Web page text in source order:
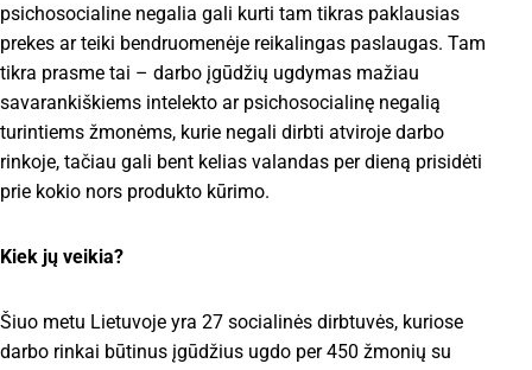
psichosocialine negalia gali kurti tam tikras paklausias
prekes ar teiki bendruomenėje reikalingas paslaugas. Tam
tikra prasme tai – darbo įgūdžių ugdymas mažiau
savarankiškiems intelekto ar psichosocialinę negalią
turintiems žmonėms, kurie negali dirbti atviroje darbo
rinkoje, tačiau gali bent kelias valandas per dieną prisidėti
prie kokio nors produkto kūrimo.
Kiek jų veikia?
Šiuo metu Lietuvoje yra 27 socialinės dirbtuvės, kuriose
darbo rinkai būtinus įgūdžius ugdo per 450 žmonių su